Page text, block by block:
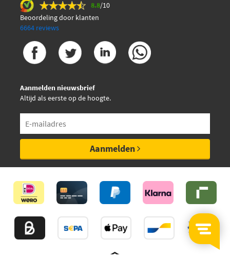
8.8/10
Beoordeling door klanten
6664 reviews
Aanmelden nieuwsbrief
Altijd als eerste op de hoogte.
Aanmelden